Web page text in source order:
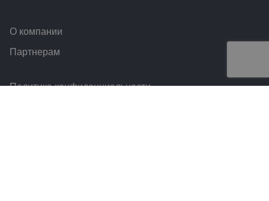
О компании
Партнерам
Политика конфиденциальности